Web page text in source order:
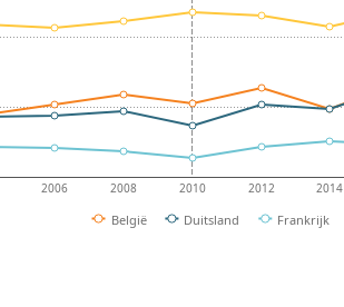
2006 2008 2010 2012 2014
België Duitsland Frankrijk